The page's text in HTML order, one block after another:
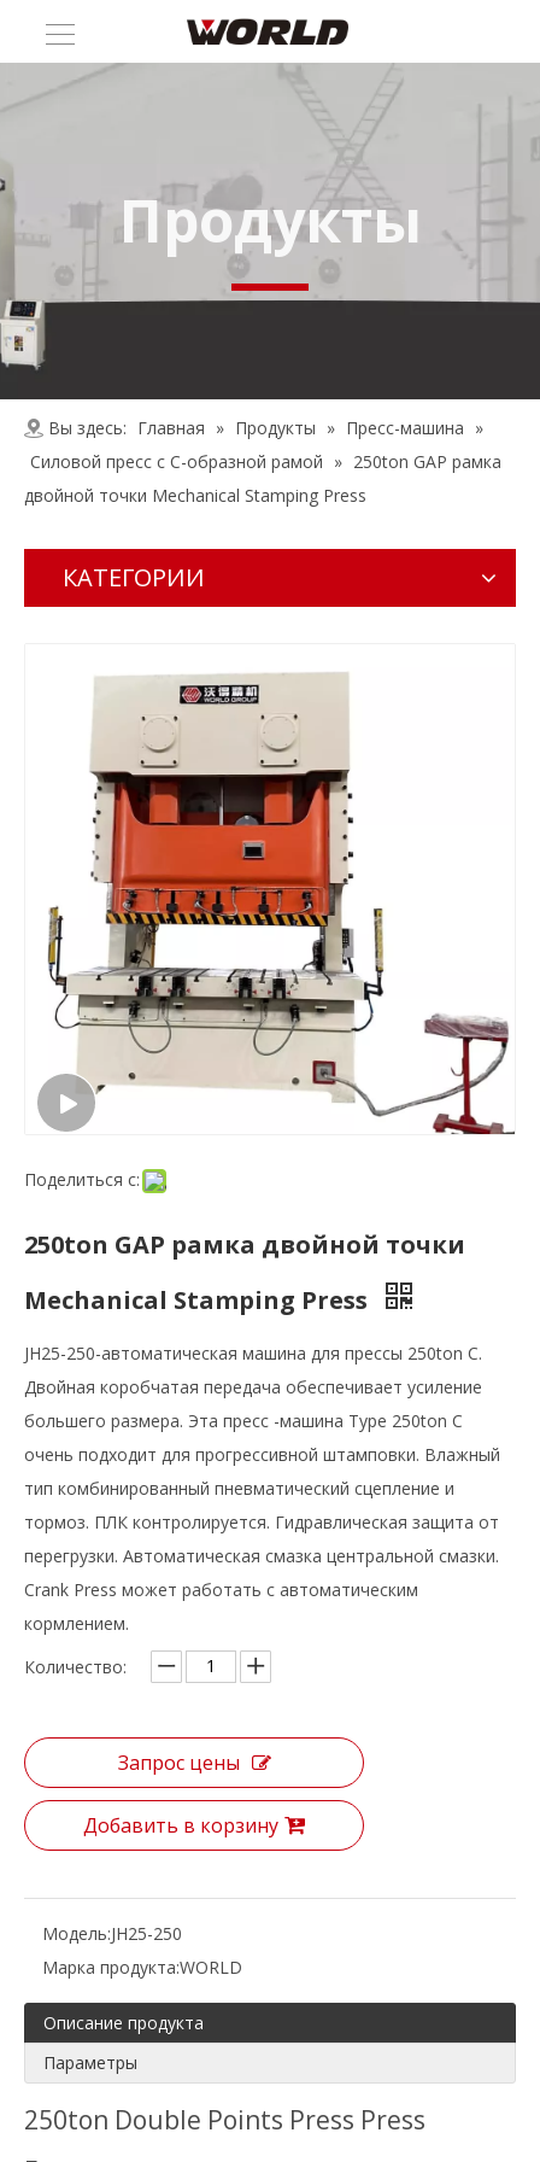
Продукты
Вы здесь: Главная » Продукты » Пресс-машина »
Силовой пресс с C-образной рамой » 250ton GAP рамка
двойной точки Mechanical Stamping Press
КАТЕГОРИИ
Поделиться с:
250ton GAP рамка двойной точки
Mechanical Stamping Press
JH25-250-автоматическая машина для прессы 250ton C.
Двойная коробчатая передача обеспечивает усиление
большего размера. Эта пресс -машина Type 250ton C
очень подходит для прогрессивной штамповки. Влажный
тип комбинированный пневматический сцепление и
тормоз. ПЛК контролируется. Гидравлическая защита от
перегрузки. Автоматическая смазка центральной смазки.
Crank Press может работать с автоматическим
кормлением.
Количество:
Запрос цены
Добавить в корзину
Модель:JH25-250
Марка продукта:WORLD
Описание продукта
Параметры
250ton Double Points Press Press